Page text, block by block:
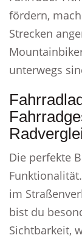
fördern,
Strecken
unterwegs
Die perfekte
im
bist du
Sichtbarkeit,